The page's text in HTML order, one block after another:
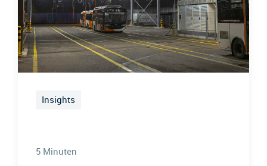
Insights
5 Minuten